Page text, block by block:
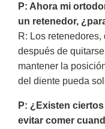
P: Ahora mi
un retenedor,
R: Los
después de
mantener la
del diente pueda
P: ¿Existen
evitar comer